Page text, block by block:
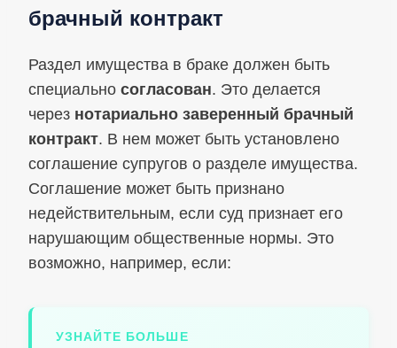
брачный контракт
Раздел имущества в браке должен быть
специально согласован. Это делается
через нотариально заверенный брачный
контракт. В нем может быть установлено
соглашение супругов о разделе имущества.
Соглашение может быть признано
недействительным, если суд признает его
нарушающим общественные нормы. Это
возможно, например, если:
УЗНАЙТЕ БОЛЬШЕ